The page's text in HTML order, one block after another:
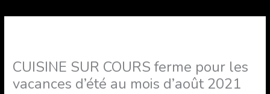
CUISINE SUR COURS ferme pour les
vacances d’été au mois d’août 2021